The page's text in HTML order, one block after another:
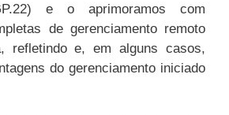
e o aprimoramos com
de gerenciamento remoto
refletindo e, em alguns casos,
do gerenciamento iniciado